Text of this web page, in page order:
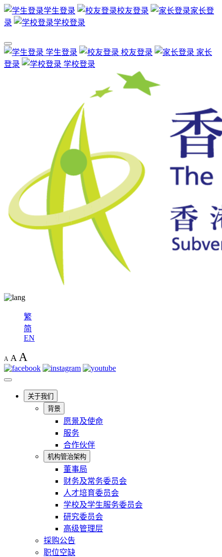
学生登录 校友登录
家长登
录
学校登录
学生登录 校友登录
家长
登录
学校登录
繁
简
EN
A A A
关于我们
背景
愿景及使命
服务
合作伙伴
机构管治架构
董事局
财务及常务委员会
人才培育委员会
学校及学生服务委员会
研究委员会
高级管理层
採购公告
职位空缺